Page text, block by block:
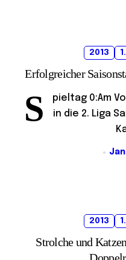
2013
Erfolgreicher
S
pieltag 0:Am
in die 2. Liga
2013
Strolche und